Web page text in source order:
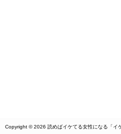
Copyright © 2026 読めばイケてる女性になる「イ